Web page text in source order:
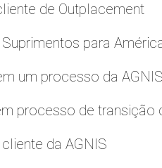
de Outplacement
para
um processo da AGNIS
processo de transição
da AGNIS